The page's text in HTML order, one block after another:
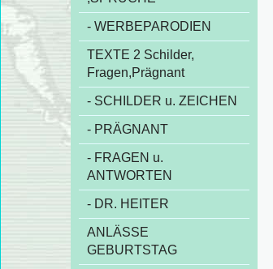
- WERBEPARODIEN
TEXTE 2 Schilder,
Fragen,Prägnant
- SCHILDER u. ZEICHEN
- PRÄGNANT
- FRAGEN u.
ANTWORTEN
- DR. HEITER
ANLÄSSE
GEBURTSTAG